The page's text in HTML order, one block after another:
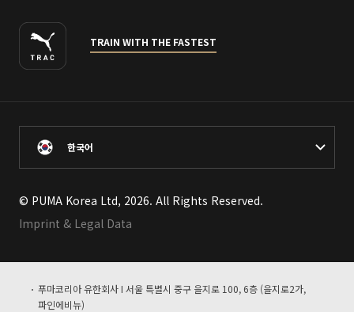
TRAIN WITH THE FASTEST
한국어
© PUMA Korea Ltd, 2026. All Rights Reserved.
Imprint & Legal Data
푸마코리아 유한회사 I 서울 특별시 중구 을지로 100, 6층 (을지로2가,
파인에비뉴)